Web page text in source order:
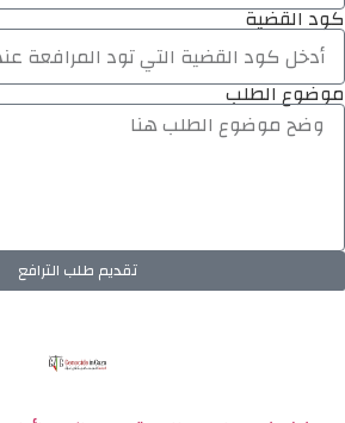
كود القضية
موضوع الطلب
تقديم طلب الترافع